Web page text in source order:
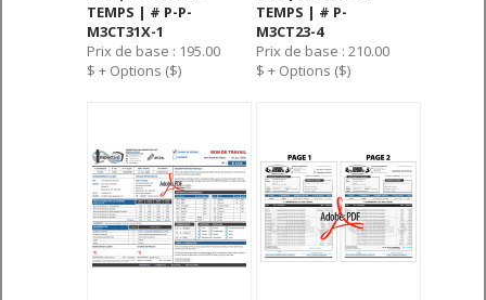
TEMPS | # P-P-
M3CT31X-1
Prix de base : 195.00
$ + Options ($)
TEMPS | # P-
M3CT23-4
Prix de base : 210.00
$ + Options ($)